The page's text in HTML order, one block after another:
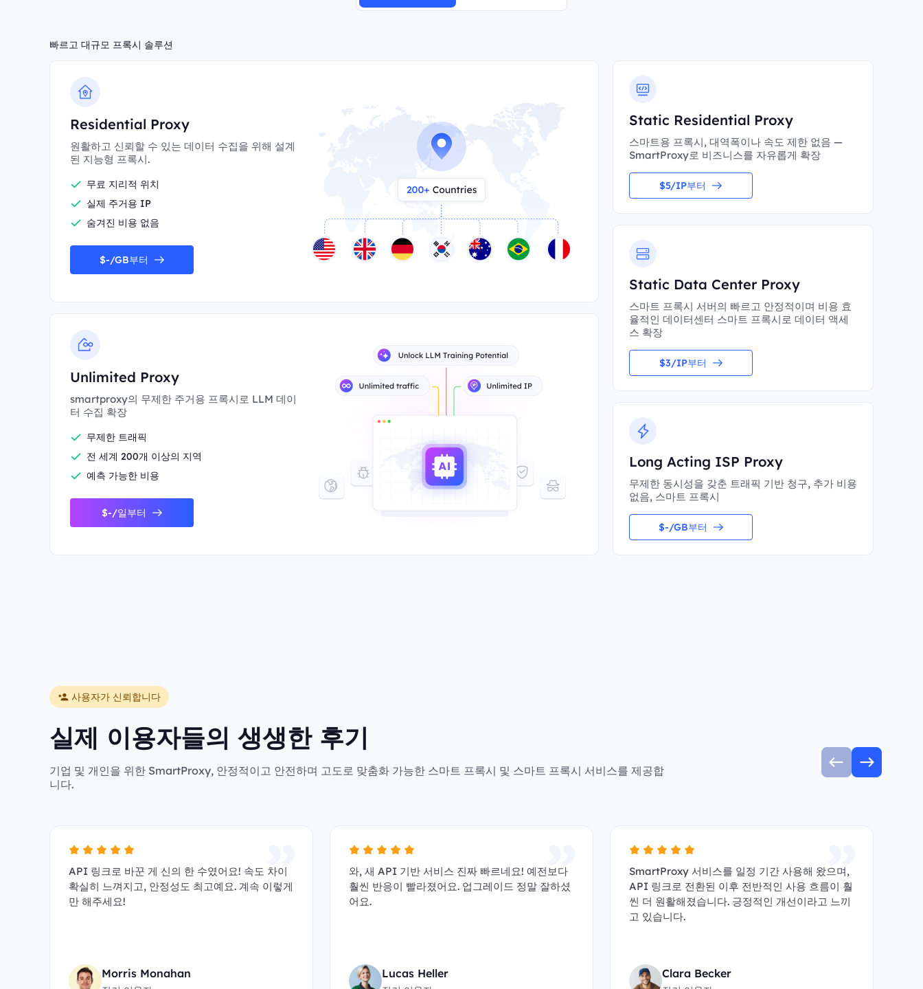
빠르고 대규모 프록시 솔루션
Residential Proxy
원활하고 신뢰할 수 있는 데이터 수집을 위해 설계
된 지능형 프록시.
무료 지리적 위치
실제 주거용 IP
숨겨진 비용 없음
$-/GB부터
Unlimited Proxy
smartproxy의 무제한 주거용 프록시로 LLM 데이
터 수집 확장
무제한 트래픽
전 세계 200개 이상의 지역
예측 가능한 비용
$-/일부터
Static Residential Proxy
스마트용 프록시, 대역폭이나 속도 제한 없음 —
SmartProxy로 비즈니스를 자유롭게 확장
$5/IP부터
Static Data Center Proxy
스마트 프록시 서버의 빠르고 안정적이며 비용 효
율적인 데이터센터 스마트 프록시로 데이터 액세
스 확장
$3/IP부터
Long Acting ISP Proxy
무제한 동시성을 갖춘 트래픽 기반 청구, 추가 비용
없음, 스마트 프록시
$-/GB부터
사용자가 신뢰합니다
실제 이용자들의 생생한 후기
기업 및 개인을 위한 SmartProxy, 안정적이고 안전하며 고도로 맞춤화 가능한 스마트 프록시 및 스마트 프록시 서비스를 제공합
니다.
API 링크로 바꾼 게 신의 한 수였어요! 속도 차이
확실히 느껴지고, 안정성도 최고예요. 계속 이렇게
만 해주세요!
Morris Monahan
와, 새 API 기반 서비스 진짜 빠르네요! 예전보다
훨씬 반응이 빨라졌어요. 업그레이드 정말 잘하셨
어요.
Lucas Heller
SmartProxy 서비스를 일정 기간 사용해 왔으며,
API 링크로 전환된 이후 전반적인 사용 흐름이 훨
씬 더 원활해졌습니다. 긍정적인 개선이라고 느끼
고 있습니다.
Clara Becker